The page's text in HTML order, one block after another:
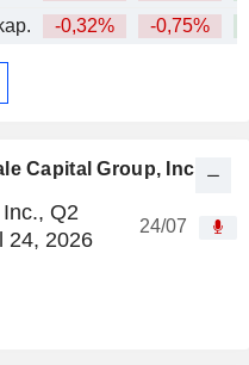
Capital Group, Inc.
Q2
24, 2026
24/07
-0,32% -0,75%